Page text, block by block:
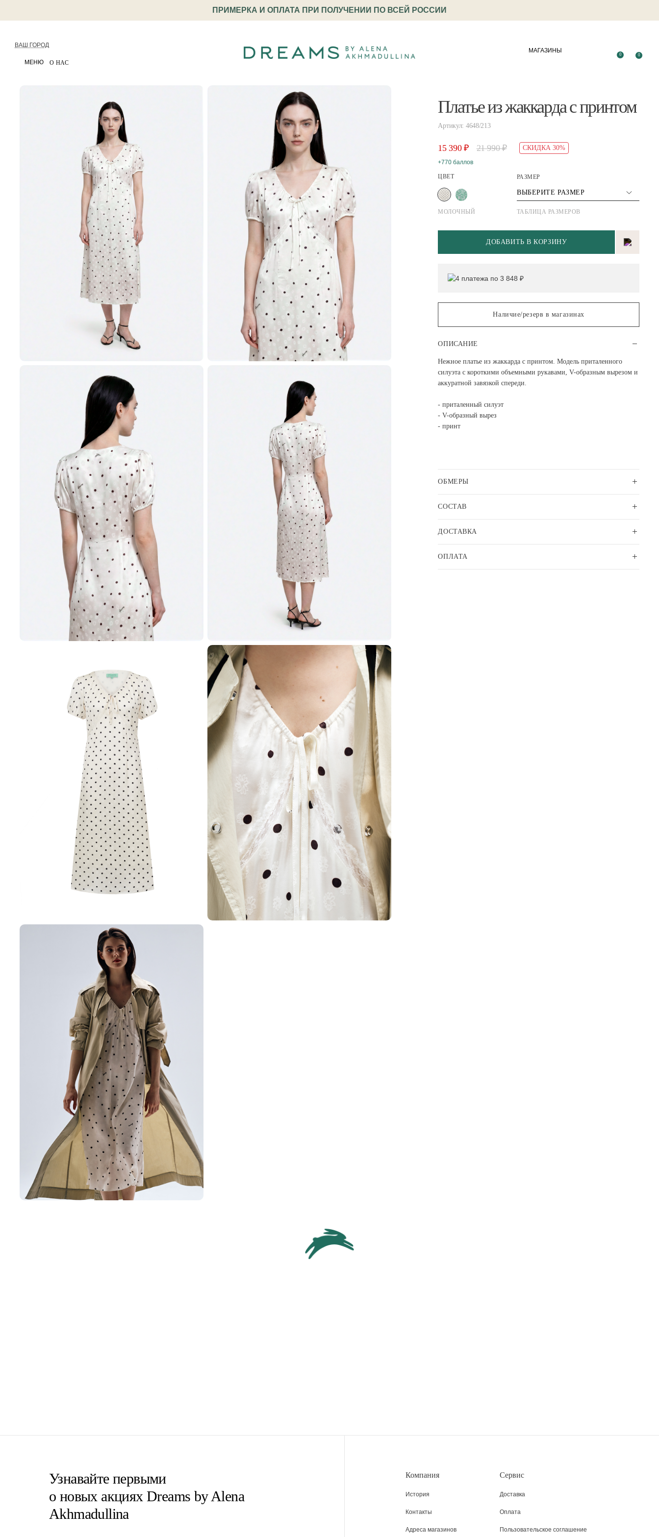
ПРИМЕРКА И ОПЛАТА ПРИ ПОЛУЧЕНИИ ПО ВСЕЙ РОССИИ
ВАШ ГОРОД
МЕНЮ О НАС
МАГАЗИНЫ
0 0
Платье из жаккарда с принтом
Артикул: 4648/213
15 390 ₽ 21 990 ₽ СКИДКА 30%
+770 баллов
ЦВЕТ
МОЛОЧНЫЙ
РАЗМЕР
ВЫБЕРИТЕ РАЗМЕР
ТАБЛИЦА РАЗМЕРОВ
ДОБАВИТЬ В КОРЗИНУ
4 платежа по 3 848 ₽
Наличие/резерв в магазинах
ОПИСАНИЕ
Нежное платье из жаккарда с принтом. Модель приталенного
силуэта с короткими объемными рукавами, V-образным вырезом и
аккуратной завязкой спереди.
- приталенный силуэт
- V-образный вырез
- принт
ОБМЕРЫ
СОСТАВ
ДОСТАВКА
ОПЛАТА
Узнавайте первыми
о новых акциях Dreams by Alena
Akhmadullina
Компания
История
Контакты
Адреса магазинов
Сервис
Доставка
Оплата
Пользовательское соглашение